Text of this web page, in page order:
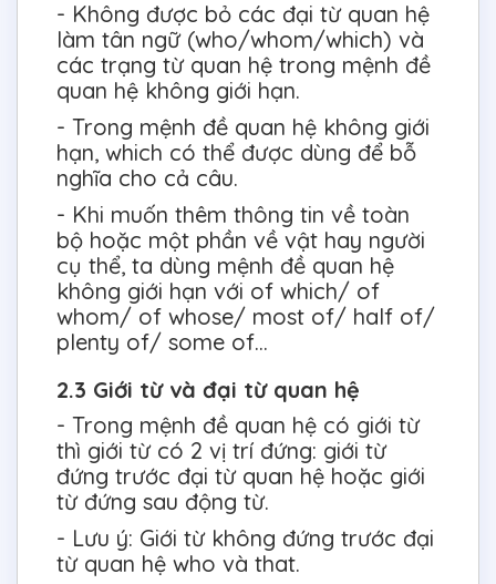
- Không được bỏ các đại từ quan hệ
làm tân ngữ (who/whom/which) và
các trạng từ quan hệ trong mệnh đề
quan hệ không giới hạn.
- Trong mệnh đề quan hệ không giới
hạn, which có thể được dùng để bỗ
nghĩa cho cả câu.
- Khi muốn thêm thông tin về toàn
bộ hoặc một phần về vật hay người
cụ thể, ta dùng mệnh đề quan hệ
không giới hạn với of which/ of
whom/ of whose/ most of/ half of/
plenty of/ some of...
2.3 Giới từ và đại từ quan hệ
- Trong mệnh đề quan hệ có giới từ
thì giới từ có 2 vị trí đứng: giới từ
đứng trước đại từ quan hệ hoặc giới
từ đứng sau động từ.
- Lưu ý: Giới từ không đứng trước đại
từ quan hệ who và that.